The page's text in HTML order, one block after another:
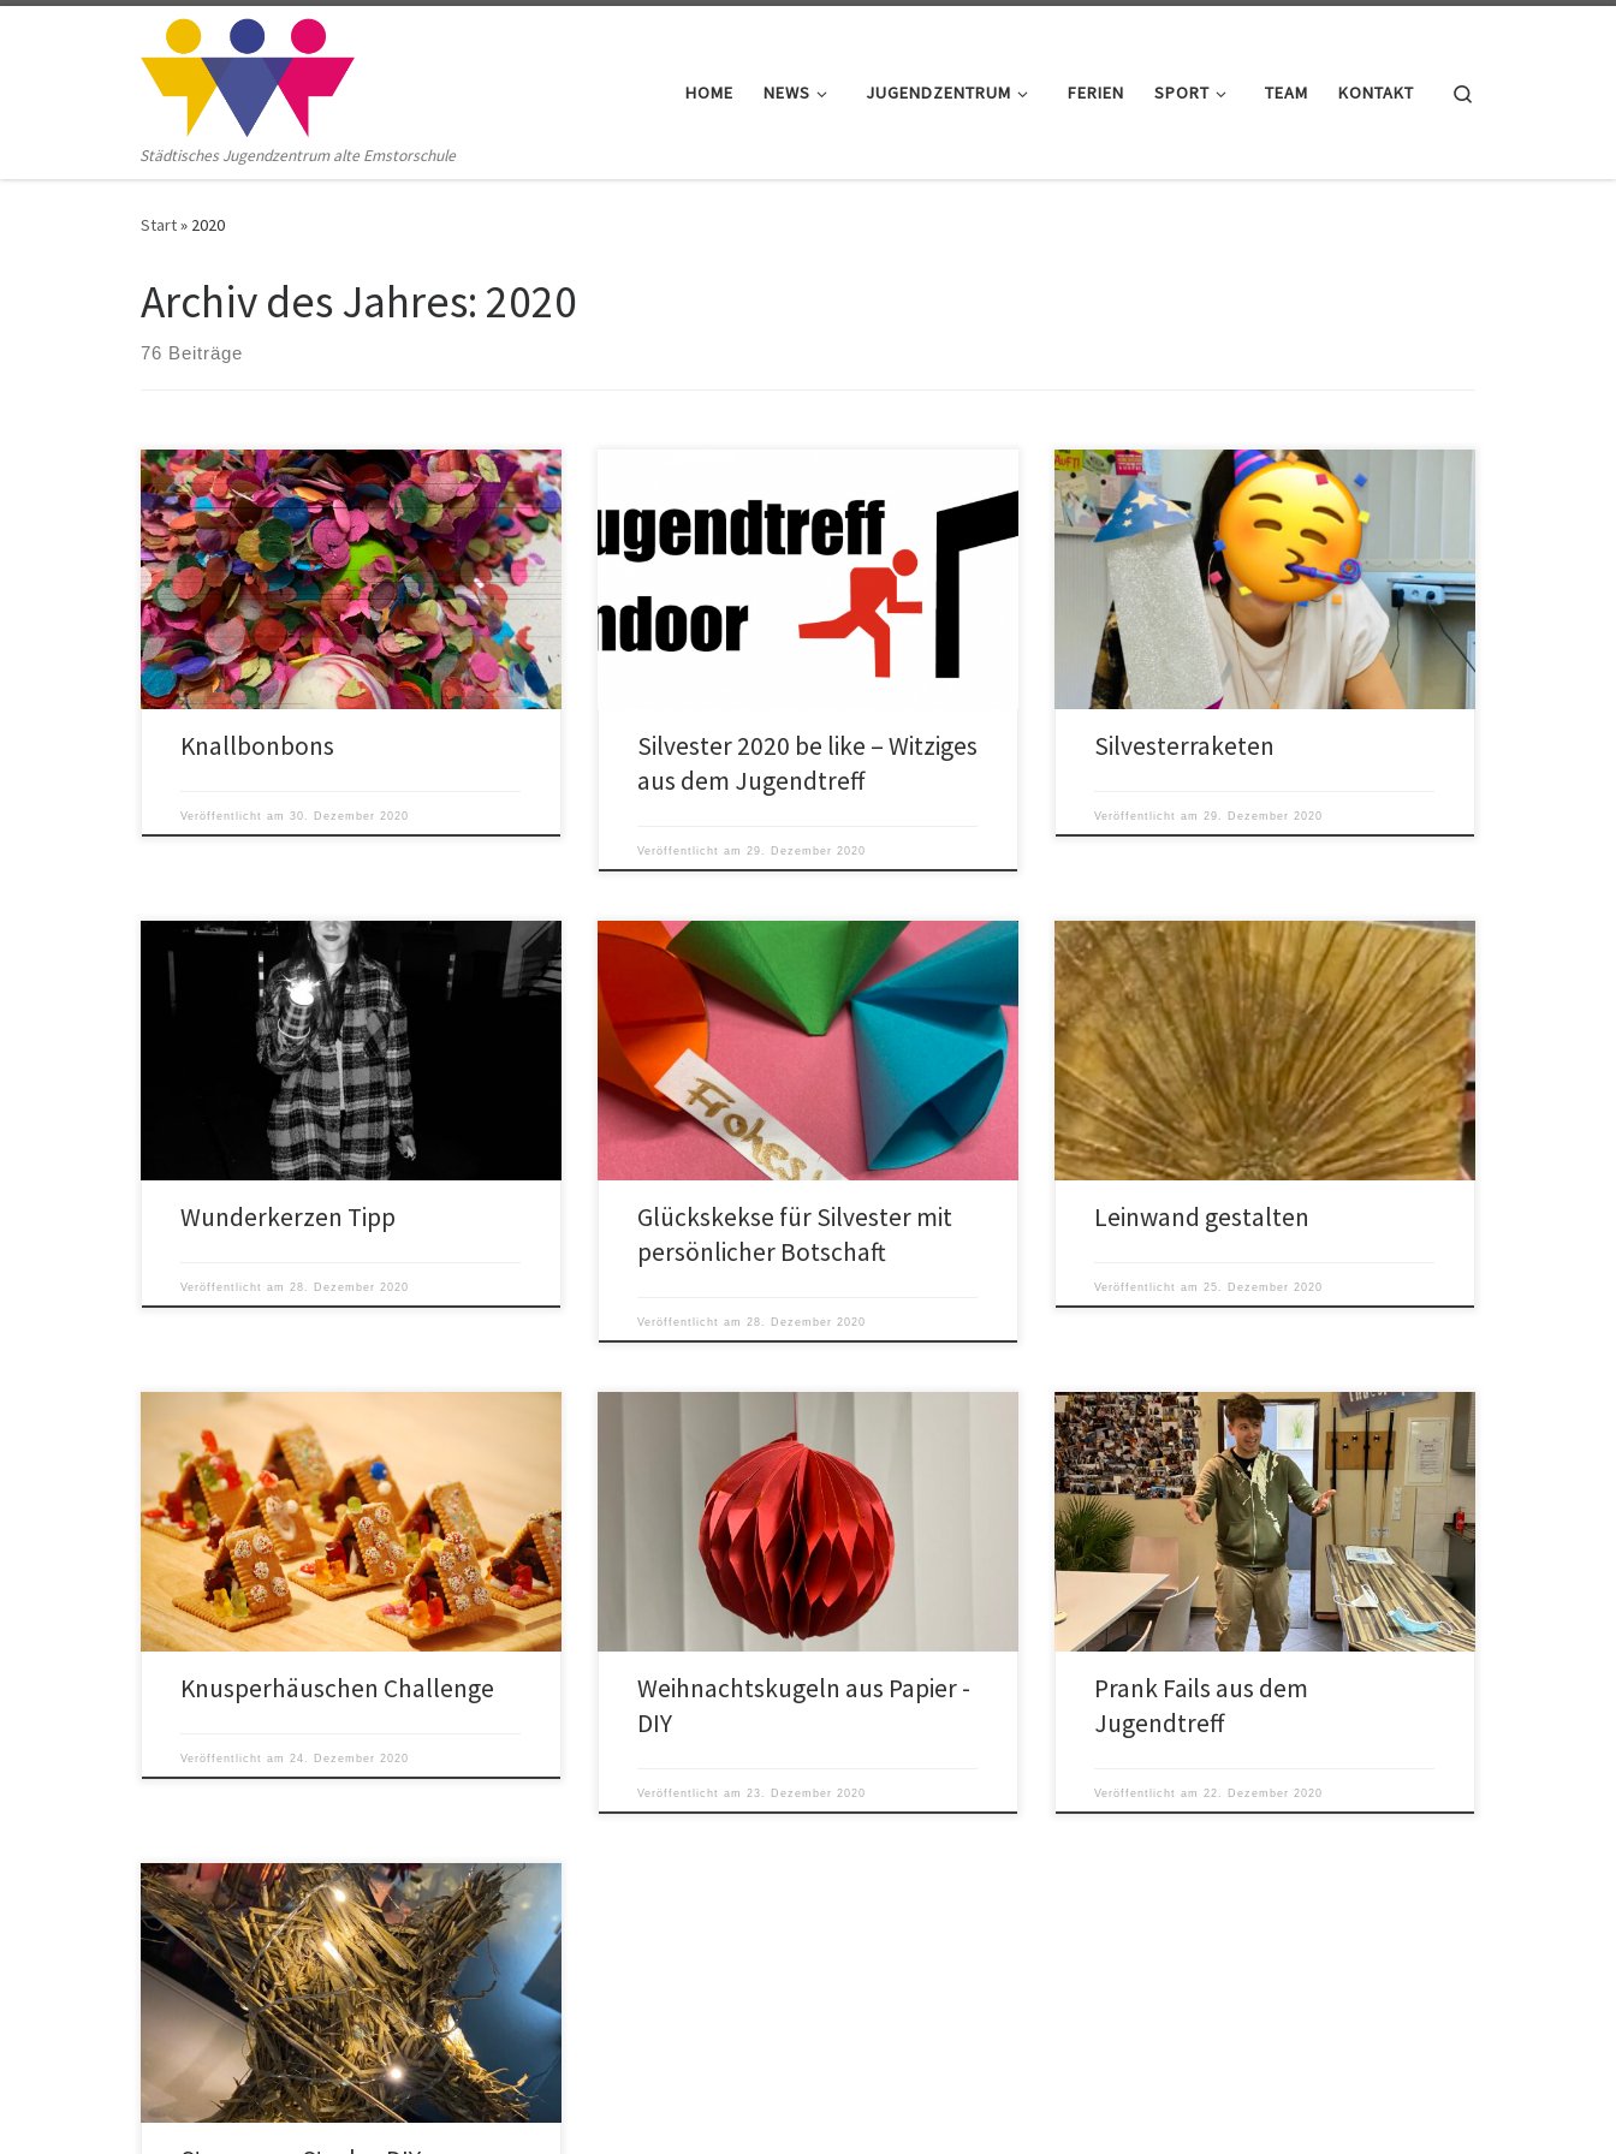
Zum Inhalt springen
Städtisches Jugendzentrum alte Emstorschule
HOME NEWS JUGENDZENTRUM FERIEN SPORT TEAM KONTAKT
Start» 2020
Archiv des Jahres: 2020
76 Beiträge
Knallbonbons
Veröffentlicht am30. Dezember 2020
Silvester 2020 be like – Witziges
aus dem Jugendtreff
Veröffentlicht am 29. Dezember 2020
Silvesterraketen
Veröffentlicht am 29. Dezember 2020
Um eure Hände zu schützen, könnt ihr einen
Papptrinkbecher benutzen und die Wunderkerze
darin festhalten. + = Pappbecher +
Wunderkerzen = = Einfach in den Boden stecken =
Wunderkerzen Tipp
Veröffentlicht am 28. Dezember 2020
Glückskekse für Silvester mit
persönlicher Botschaft
Veröffentlicht am 28. Dezember 2020
Leinwand gestalten
Veröffentlicht am 25. Dezember 2020
Hier der Anfang: Und noch ein Hinweis: Mein „Kleister“
aus Puderzucker war zu dünn, bitte nehmt mehr
Puderzucker, weniger Wasser und mischt so lange bis
ihr eine richtig feste Masse habt
Hier dann ein
bisschen was zum Lachen: Und das Ende:
Knusperhäuschen Challenge
Veröffentlicht am 24. Dezember 2020
Weihnachtskugeln aus Papier -
DIY
Veröffentlicht am 23. Dezember 2020
Prank Fails aus dem
Jugendtreff
Veröffentlicht am 22. Dezember 2020